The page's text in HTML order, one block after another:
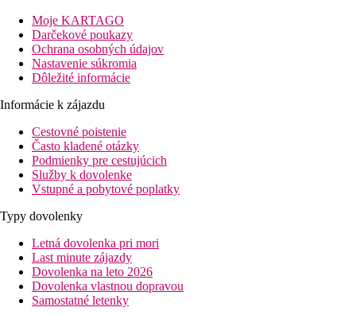
Hotel leží pri 700 m dlhej piesocnatej pláži
Vybavenie hotela
Reštaurácia, pizzeria, bar, bazén, konferencná sála,
Izby
68 suite a víl, 9 budget izieb Paradise Beach House a od roku
kuchynkou.
Suite sú vybavené klimatizáciou, ventilátorom, minibarom,
trezorom, internetovou prípojkou, kúpelna, WC, balkón alebo
terasa.
Ranajky. Plná penzia. All inclusive
Služby k dispozícii
Služby zadarmo
Wi-fi internet.
Moje KARTAGO
Darčekové poukazy
Ochrana osobných údajov
Nastavenie súkromia
Dôležité informácie
Informácie k zájazdu
Cestovné poistenie
Často kladené otázky
Podmienky pre cestujúcich
Služby k dovolenke
Vstupné a pobytové poplatky
Typy dovolenky
Letná dovolenka pri mori
Last minute zájazdy
Dovolenka na leto 2026
Dovolenka vlastnou dopravou
Samostatné letenky